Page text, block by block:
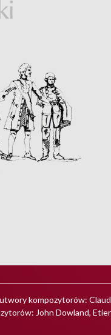
kompozytorów:
John Dowland,